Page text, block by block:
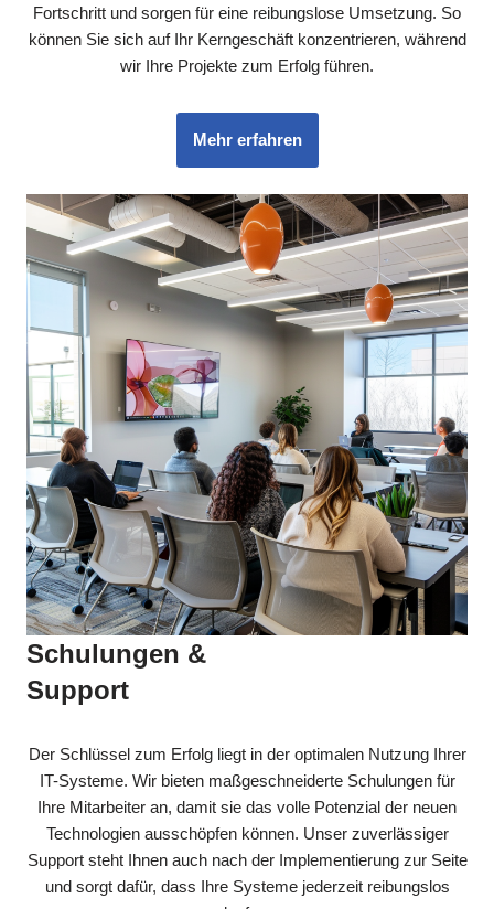
Fortschritt und sorgen für eine reibungslose Umsetzung. So
können Sie sich auf Ihr Kerngeschäft konzentrieren, während
wir Ihre Projekte zum Erfolg führen.
Mehr erfahren
Schulungen &
Support
Der Schlüssel zum Erfolg liegt in der optimalen Nutzung Ihrer
IT-Systeme. Wir bieten maßgeschneiderte Schulungen für
Ihre Mitarbeiter an, damit sie das volle Potenzial der neuen
Technologien ausschöpfen können. Unser zuverlässiger
Support steht Ihnen auch nach der Implementierung zur Seite
und sorgt dafür, dass Ihre Systeme jederzeit reibungslos